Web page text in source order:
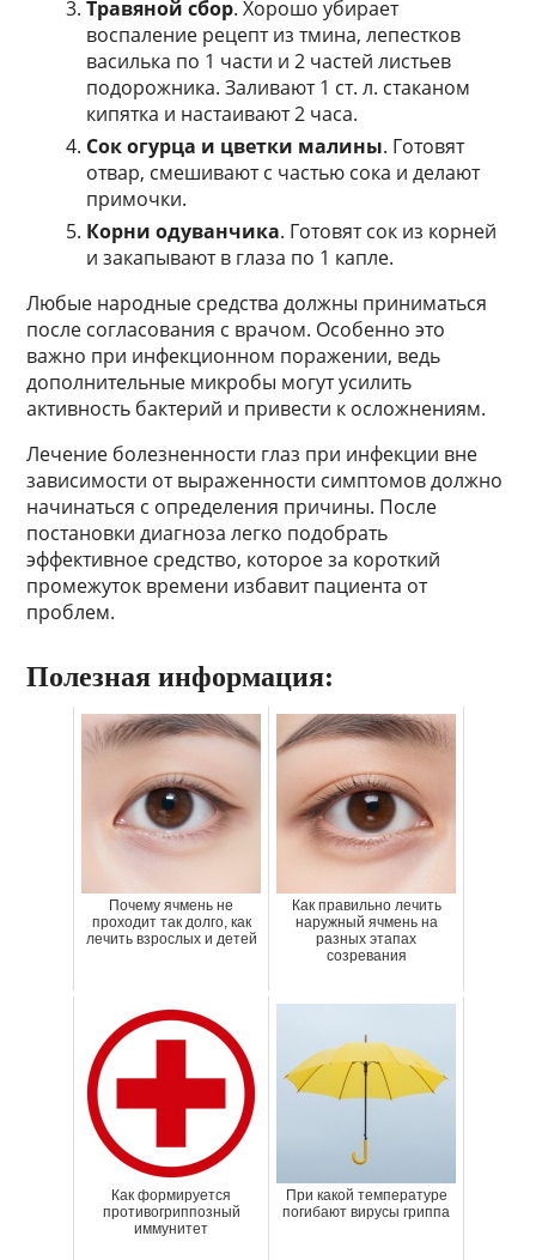
Травяной сбор. Хорошо убирает
воспаление рецепт из тмина, лепестков
василька по 1 части и 2 частей листьев
подорожника. Заливают 1 ст. л. стаканом
кипятка и настаивают 2 часа.
Сок огурца и цветки малины. Готовят
отвар, смешивают с частью сока и делают
примочки.
Корни одуванчика. Готовят сок из корней
и закапывают в глаза по 1 капле.
Любые народные средства должны приниматься
после согласования с врачом. Особенно это
важно при инфекционном поражении, ведь
дополнительные микробы могут усилить
активность бактерий и привести к осложнениям.
Лечение болезненности глаз при инфекции вне
зависимости от выраженности симптомов должно
начинаться с определения причины. После
постановки диагноза легко подобрать
эффективное средство, которое за короткий
промежуток времени избавит пациента от
проблем.
Полезная информация:
Почему ячмень не
проходит так долго, как
лечить взрослых и детей
Как правильно лечить
наружный ячмень на
разных этапах
созревания
Как формируется
противогриппозный
иммунитет
При какой температуре
погибают вирусы гриппа